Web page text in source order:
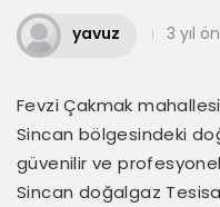
yavuz 3 yıl
Fevzi Çakmak
Sincan bölgesindeki
güvenilir ve
Sincan doğalgaz